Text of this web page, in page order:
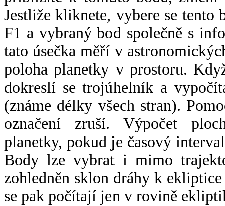
Jestliže kliknete, vybere se tento
F1 a vybraný bod společně s
tato úsečka měří v
poloha planetky v prostoru.
dokreslí se trojúhelník a
(známe délky všech stran).
označení zruší. Výpočet
planetky, pokud je časový
Body lze vybrat i mimo
zohledněn sklon dráhy k
se pak počítají jen v rovině